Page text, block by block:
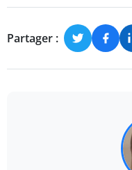
Partager :